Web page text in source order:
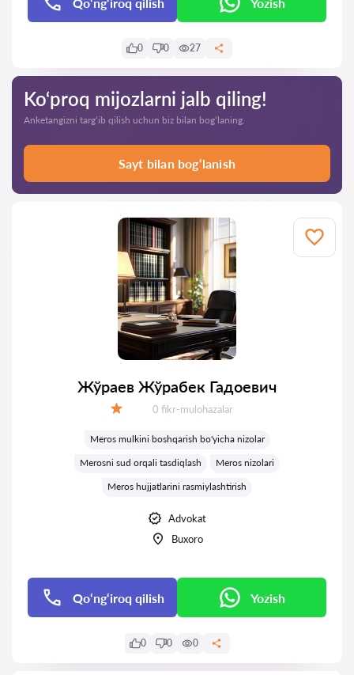
0 0 27
Ko‘proq mijozlarni jalb qiling!
Anketangizni targ‘ib qilish uchun biz bilan bog‘laning.
Sayt bilan bog‘lanish
Жўраев Жўрабек Гадоевич
Fikrlar:
0 fikr-mulohazalar
Meros mulkini boshqarish bo'yicha nizolar
Merosni sud orqali tasdiqlash
Meros nizolari
Meros hujjatlarini rasmiylashtirish
Advokat
Buxoro
Qo‘ng‘iroq qilish Yozish
0 0 0